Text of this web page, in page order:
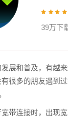
39万下
发展和普及，有越
很多的朋友遇到
宽带连接时，出现